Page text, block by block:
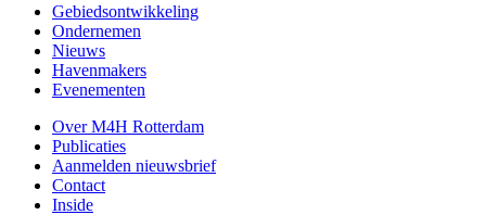
Gebiedsontwikkeling
Ondernemen
Nieuws
Havenmakers
Evenementen
Over M4H Rotterdam
Publicaties
Aanmelden nieuwsbrief
Contact
Inside